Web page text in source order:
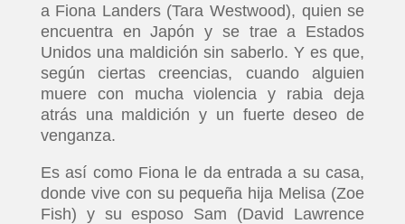
a Fiona Landers (Tara Westwood), quien se
encuentra en Japón y se trae a Estados
Unidos una maldición sin saberlo. Y es que,
según ciertas creencias, cuando alguien
muere con mucha violencia y rabia deja
atrás una maldición y un fuerte deseo de
venganza.
Es así como Fiona le da entrada a su casa,
donde vive con su pequeña hija Melisa (Zoe
Fish) y su esposo Sam (David Lawrence